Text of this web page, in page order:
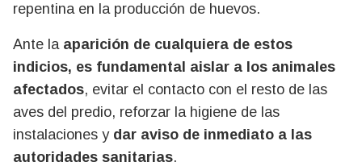
repentina en la producción de huevos.
Ante la aparición de cualquiera de estos
indicios, es fundamental aislar a los animales
afectados, evitar el contacto con el resto de las
aves del predio, reforzar la higiene de las
instalaciones y dar aviso de inmediato a las
autoridades sanitarias.